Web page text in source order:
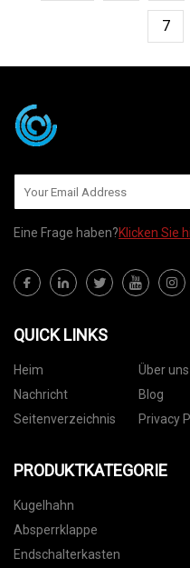
7
Eine Frage haben?Klicken Sie
QUICK LINKS
Heim Über uns
Nachricht
Blog
Seitenverzeichnis
Privacy
PRODUKTKATEGORIE
Kugelhahn
Absperrklappe
Endschalterkasten